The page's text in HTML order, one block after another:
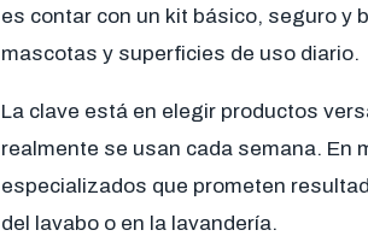
es contar con un kit básico, seguro y
mascotas y superficies de uso diario.
La clave está en elegir productos
realmente se usan cada semana. En
especializados que prometen
del lavabo o en la lavandería.